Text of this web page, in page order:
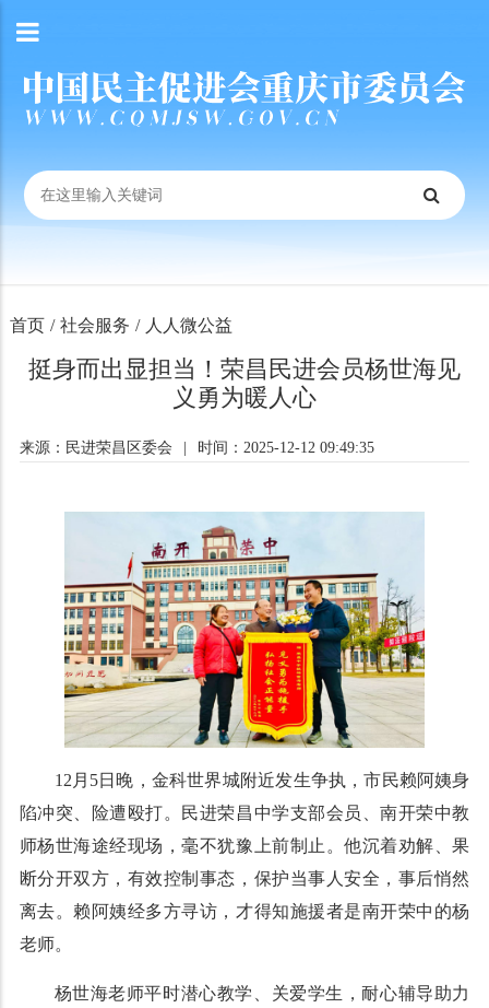
首页 / 社会服务 / 人人微公益
挺身而出显担当！荣昌民进会员杨世海见
义勇为暖人心
来源：民进荣昌区委会 时间：2025-12-12 09:49:35
12月5日晚，金科世界城附近发生争执，市民赖阿姨身
陷冲突、险遭殴打。民进荣昌中学支部会员、南开荣中教
师杨世海途经现场，毫不犹豫上前制止。他沉着劝解、果
断分开双方，有效控制事态，保护当事人安全，事后悄然
离去。赖阿姨经多方寻访，才得知施援者是南开荣中的杨
老师。
杨世海老师平时潜心教学、关爱学生，耐心辅导助力